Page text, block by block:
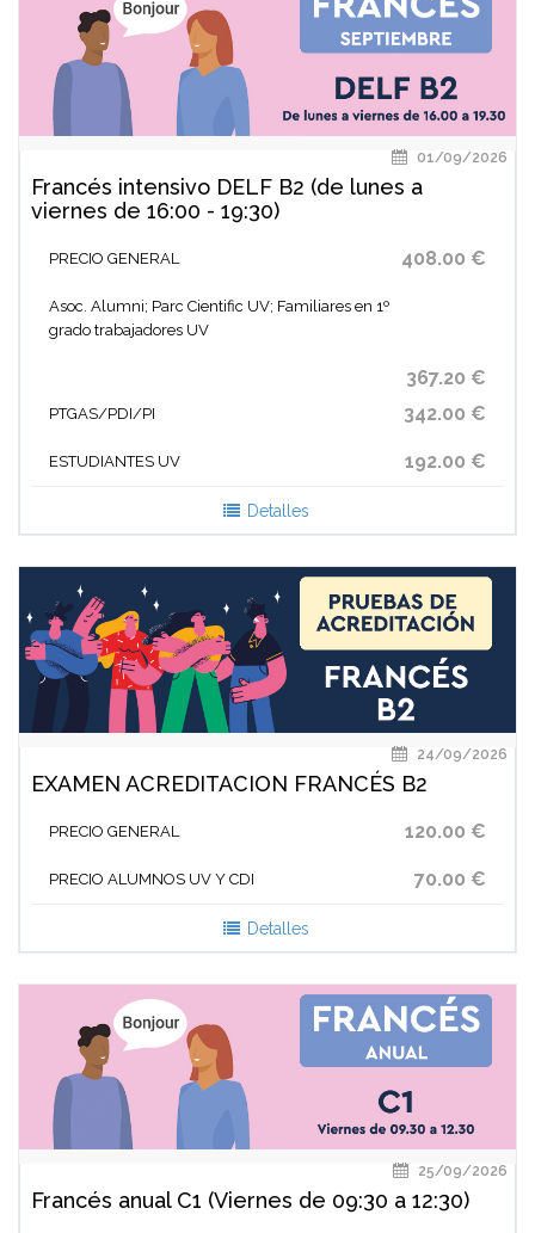
01/09/2026
Francés intensivo DELF B2 (de lunes a
viernes de 16:00 - 19:30)
PRECIO GENERAL 408.00 €
Asoc. Alumni; Parc Cientific UV; Familiares en 1º
grado trabajadores UV
367.20 €
PTGAS/PDI/PI 342.00 €
ESTUDIANTES UV 192.00 €
Detalles
24/09/2026
EXAMEN ACREDITACION FRANCÉS B2
PRECIO GENERAL 120.00 €
PRECIO ALUMNOS UV Y CDI 70.00 €
Detalles
25/09/2026
Francés anual C1 (Viernes de 09:30 a 12:30)